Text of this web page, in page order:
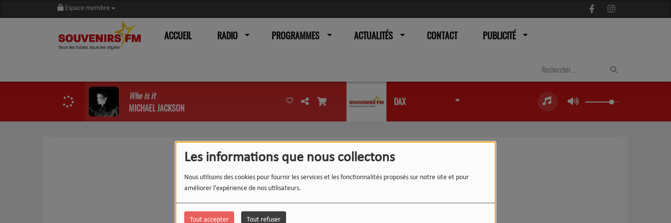
Les informations que nous collectons
Nous utilisons des cookies pour fournir les services et les fonctionnalités proposés sur notre site et pour
améliorer l'expérience de nos utilisateurs.
Tout accepter Tout refuser
Espace membre
ACCUEIL RADIO PROGRAMMES ACTUALITÉS CONTACT PUBLICITÉ
Who is it
MICHAEL JACKSON
DAX